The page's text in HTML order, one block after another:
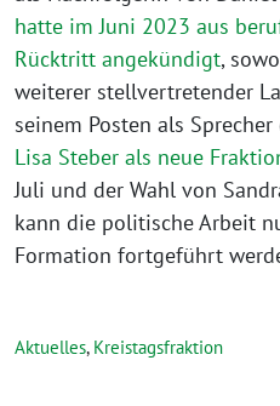
hatte im Juni 2023 aus
Rücktritt angekündigt,
weiterer stellvertretender
seinem Posten als
Lisa Steber als neue
Juli und der Wahl von
kann die politische Arbeit
Formation fortgeführt
Aktuelles, Kreistagsfraktion